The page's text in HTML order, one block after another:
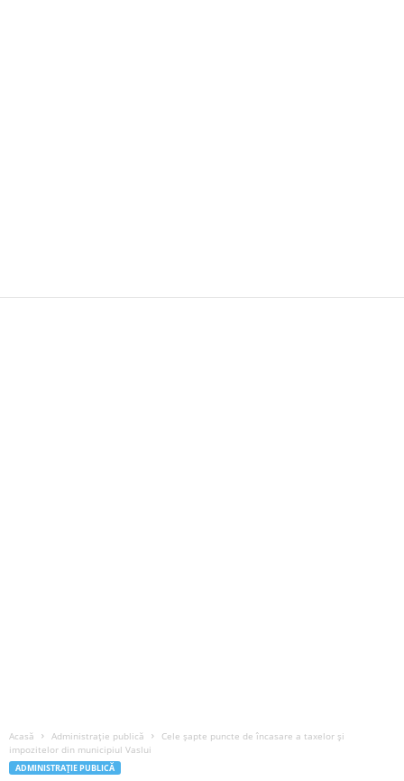
Acasă Administrație publică
Cele șapte puncte de încasare a taxelor și
impozitelor din municipiul Vaslui
ADMINISTRAȚIE PUBLICĂ